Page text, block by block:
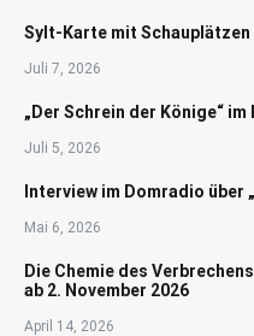
Sylt-Karte mit Schauplätzen
Juli 7, 2026
„Der Schrein der Könige“
Juli 5, 2026
Interview im Domradio über
Mai 6, 2026
Die Chemie des
ab 2. November 2026
April 14, 2026